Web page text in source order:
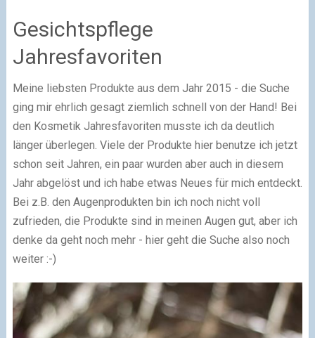
Gesichtspflege
Jahresfavoriten
Meine liebsten Produkte aus dem Jahr 2015 - die Suche
ging mir ehrlich gesagt ziemlich schnell von der Hand! Bei
den Kosmetik Jahresfavoriten musste ich da deutlich
länger überlegen. Viele der Produkte hier benutze ich jetzt
schon seit Jahren, ein paar wurden aber auch in diesem
Jahr abgelöst und ich habe etwas Neues für mich entdeckt.
Bei z.B. den Augenprodukten bin ich noch nicht voll
zufrieden, die Produkte sind in meinen Augen gut, aber ich
denke da geht noch mehr - hier geht die Suche also noch
weiter :-)